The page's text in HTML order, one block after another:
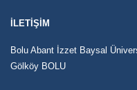
İLETIŞIM
Bolu Abant İzzet Baysal
Gölköy BOLU